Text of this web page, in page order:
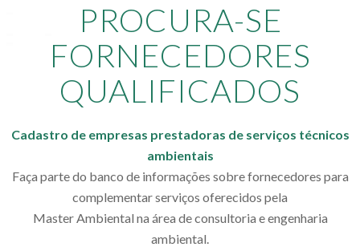
PROCURA-SE
FORNECEDORES
QUALIFICADOS
Cadastro de empresas prestadoras de serviços técnicos
ambientais
Faça parte do banco de informações sobre fornecedores para
complementar serviços oferecidos pela
Master Ambiental na área de consultoria e engenharia
ambiental.